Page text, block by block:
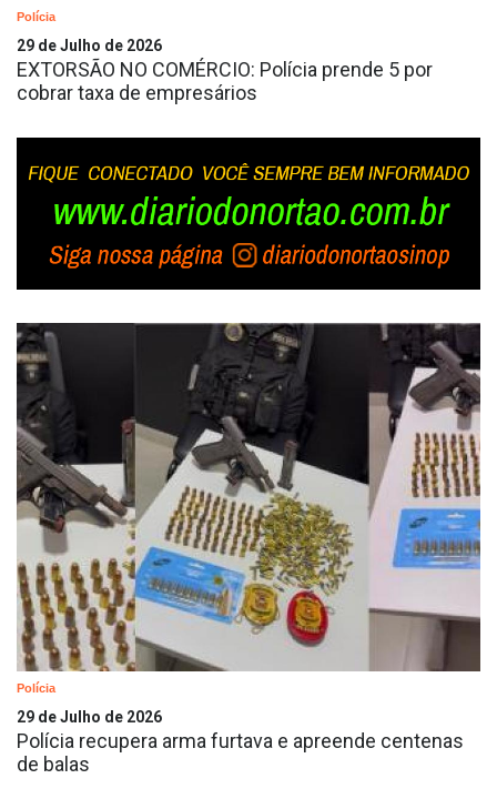
Polícia
29 de Julho de 2026
EXTORSÃO NO COMÉRCIO: Polícia prende 5 por
cobrar taxa de empresários
Polícia
29 de Julho de 2026
Polícia recupera arma furtava e apreende centenas
de balas